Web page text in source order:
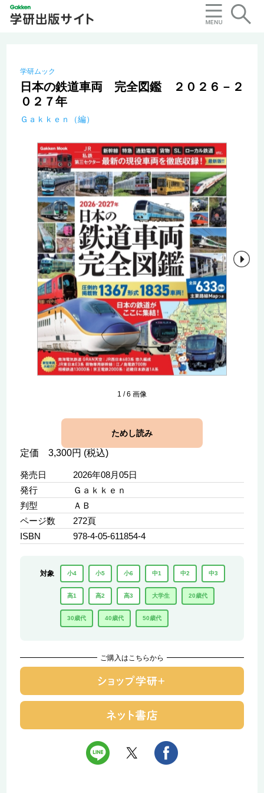
学研ムック
日本の鉄道車両 完全図鑑 ２０２６－２
０２７年
Ｇａｋｋｅｎ（編）
1 /6 画像
ためし読み
定価 3,300円 (税込)
発売日
2026年08月05日
発行
Ｇａｋｋｅｎ
判型
ＡＢ
ページ数
272頁
ISBN
978-4-05-611854-4
対象 小4 小5 小6 中1 中2 中3
高1 高2 高3 大学生 20歳代
30歳代 40歳代 50歳代
ご購入はこちらから